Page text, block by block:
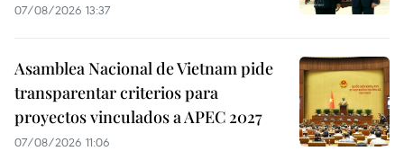
07/08/2026 13:37
Asamblea Nacional de Vietnam pide
transparentar criterios para
proyectos vinculados a APEC 2027
07/08/2026 11:06